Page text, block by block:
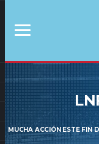
MUCHA ACCIÓN ESTE FIN